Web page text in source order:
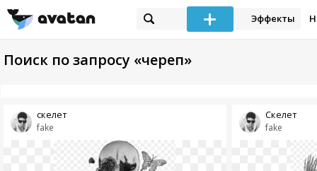
Эффекты
Поиск по запросу «череп»
fake
скелет
fake
Скелет